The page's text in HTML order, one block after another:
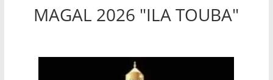
MAGAL 2026 "ILA TOUBA"